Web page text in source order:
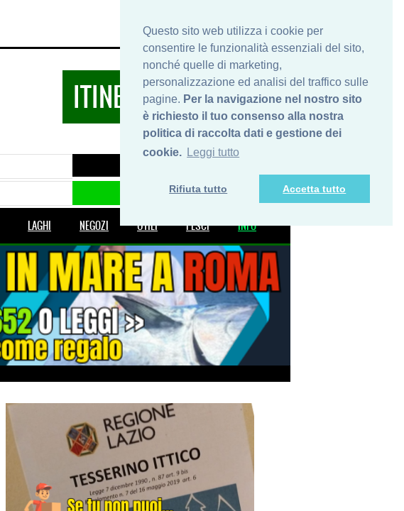
Questo sito web utilizza i cookie per
consentire le funzionalità essenziali del sito,
nonché quelle di marketing,
personalizzazione ed analisi del traffico sulle
pagine. Per la navigazione nel nostro sito
è richiesto il tuo consenso alla nostra
politica di raccolta dati e gestione dei
cookie. Leggi tutto
Rifiuta tutto Accetta tutto
PRIVACY
SHOP
INFO
ITINERARIDIPESCA.IT
LAGHI NEGOZI UTILI PESCI INFO